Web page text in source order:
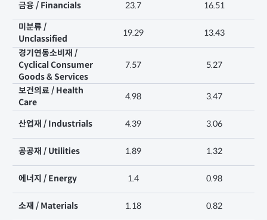
금융 / Financials 23.7 16.51
미분류 /
Unclassified
19.29
13.43
경기연동소비재 /
Cyclical Consumer
Goods & Services
7.57 5.27
보건의료 / Health
Care
4.98 3.47
산업재 / Industrials 4.39 3.06
공공재 / Utilities 1.89 1.32
에너지 / Energy 1.4 0.98
소재 / Materials 1.18
0.82